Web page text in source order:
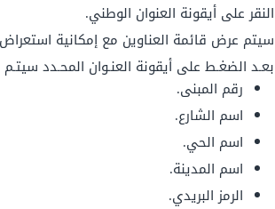
النقر على أيقونة العنوان الوطني.
سيتم عرض قائمة العناوين مع إمكانية
بعـد الضغـط على أيقونة العنـوان المحـدد
رقم المبنى.
اسم الشارع.
اسم الحي.
اسم المدينة.
الرمز البريدي.